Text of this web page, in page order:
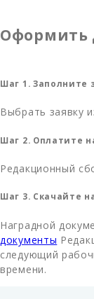
Оформить
Шаг 1. Заполните
Выбрать заявку
Шаг 2. Оплатите
Редакционный
Шаг 3. Скачайте
Наградной
документы
следующий
времени.